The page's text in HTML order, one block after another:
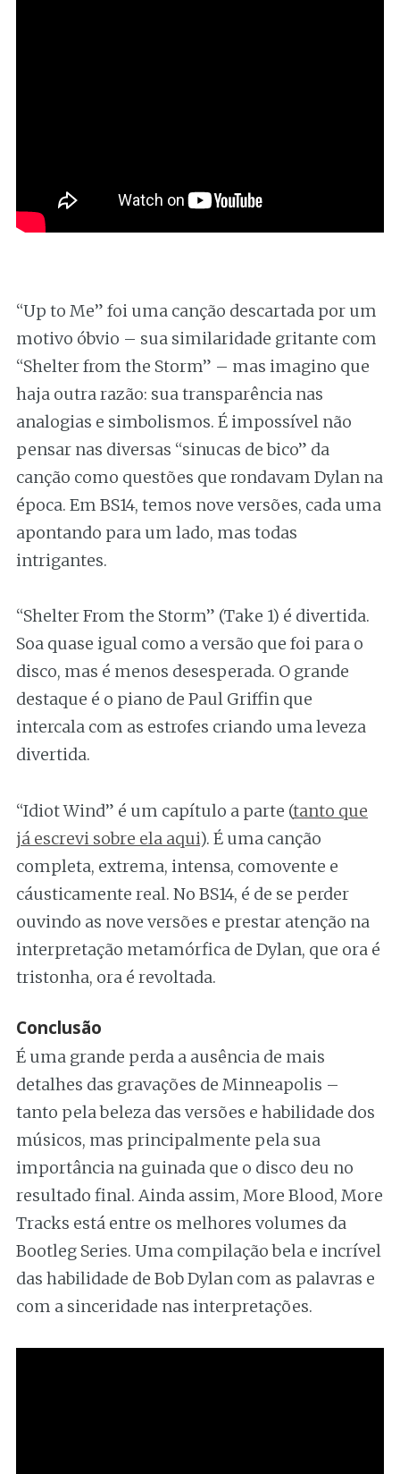
“Up to Me” foi uma canção descartada por um
motivo óbvio – sua similaridade gritante com
“Shelter from the Storm” – mas imagino que
haja outra razão: sua transparência nas
analogias e simbolismos. É impossível não
pensar nas diversas “sinucas de bico” da
canção como questões que rondavam Dylan na
época. Em BS14, temos nove versões, cada uma
apontando para um lado, mas todas
intrigantes.
“Shelter From the Storm” (Take 1) é divertida.
Soa quase igual como a versão que foi para o
disco, mas é menos desesperada. O grande
destaque é o piano de Paul Griffin que
intercala com as estrofes criando uma leveza
divertida.
“Idiot Wind” é um capítulo a parte (tanto que
já escrevi sobre ela aqui). É uma canção
completa, extrema, intensa, comovente e
cáusticamente real. No BS14, é de se perder
ouvindo as nove versões e prestar atenção na
interpretação metamórfica de Dylan, que ora é
tristonha, ora é revoltada.
Conclusão
É uma grande perda a ausência de mais
detalhes das gravações de Minneapolis –
tanto pela beleza das versões e habilidade dos
músicos, mas principalmente pela sua
importância na guinada que o disco deu no
resultado final. Ainda assim, More Blood, More
Tracks está entre os melhores volumes da
Bootleg Series. Uma compilação bela e incrível
das habilidade de Bob Dylan com as palavras e
com a sinceridade nas interpretações.